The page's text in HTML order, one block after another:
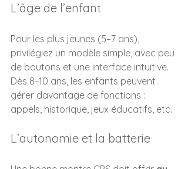
L’âge de l’enfant
Pour les plus jeunes (5–7 ans),
privilégiez un modèle simple, avec peu
de boutons et une interface intuitive.
Dès 8–10 ans, les enfants peuvent
gérer davantage de fonctions :
appels, historique, jeux éducatifs, etc.
L’autonomie et la batterie